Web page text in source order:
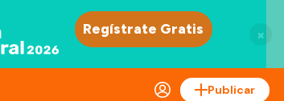
×
Publicar